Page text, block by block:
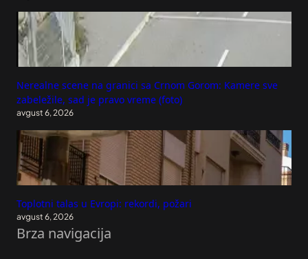
Nerealne scene na granici sa Crnom Gorom: Kamere sve
zabeležile, sad je pravo vreme (foto)
avgust 6, 2026
Toplotni talas u Evropi: rekordi, požari
avgust 6, 2026
Brza navigacija